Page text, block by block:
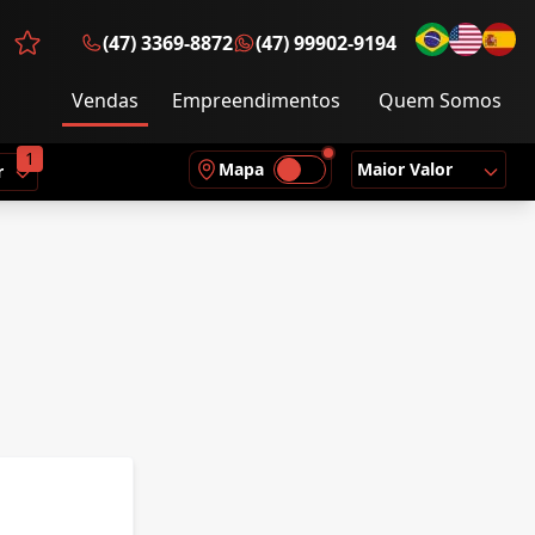
Favoritos (0 itens)
(47) 3369-8872 (47) 99902-9194
Vendas Empreendimentos Quem Somos
1 Mapa Maior Valor